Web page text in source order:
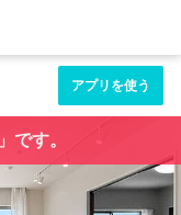
アプリを使う
です。